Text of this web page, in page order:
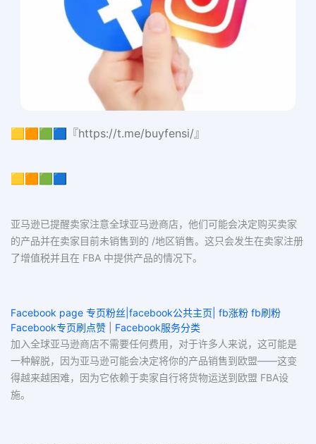
🟨🟧🟩🟦『https://t.me/buyfensi/』
🟨🟧🟩🟦
亚马逊已提醒卖家注意全球亚马逊商店，他们可能会决定购买卖家
的产品并在卖家目前未销售到的 /地区销售。这只会发生在卖家注册
了增值税并且在 FBA 中提供产品的情况下。
Facebook page 专页粉丝|facebook公共主页| fb涨粉 fb刷粉
Facebook专页刷点赞
Facebook服务分类
加入全球亚马逊商店不需要任何费用，对于许多人来说，这可能是
一种解脱，因为亚马逊可能会决定将你的产品销售到欧盟——这变
得越来越困难，因为它依赖于卖家自行将货物运送到欧盟 FBA设
施。